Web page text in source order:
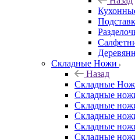
Складные Ножи
Назад
Складные
Cкладные
Складные
Складные
Складные
Складные